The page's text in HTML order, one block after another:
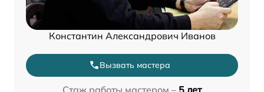
Константин Александрович Иванов
Вызвать мастера
Стаж работы мастером – 5 лет